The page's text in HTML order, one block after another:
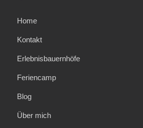
Home
Kontakt
Erlebnisbauernhöfe
Feriencamp
Blog
Über mich